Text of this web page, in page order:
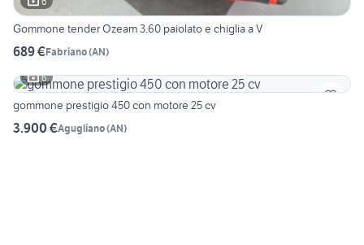
Gommone tender Ozeam 3.60 paiolato e chiglia a V
689 €Fabriano(AN)
6
gommone prestigio 450 con motore 25 cv
3.900 €Agugliano(AN)